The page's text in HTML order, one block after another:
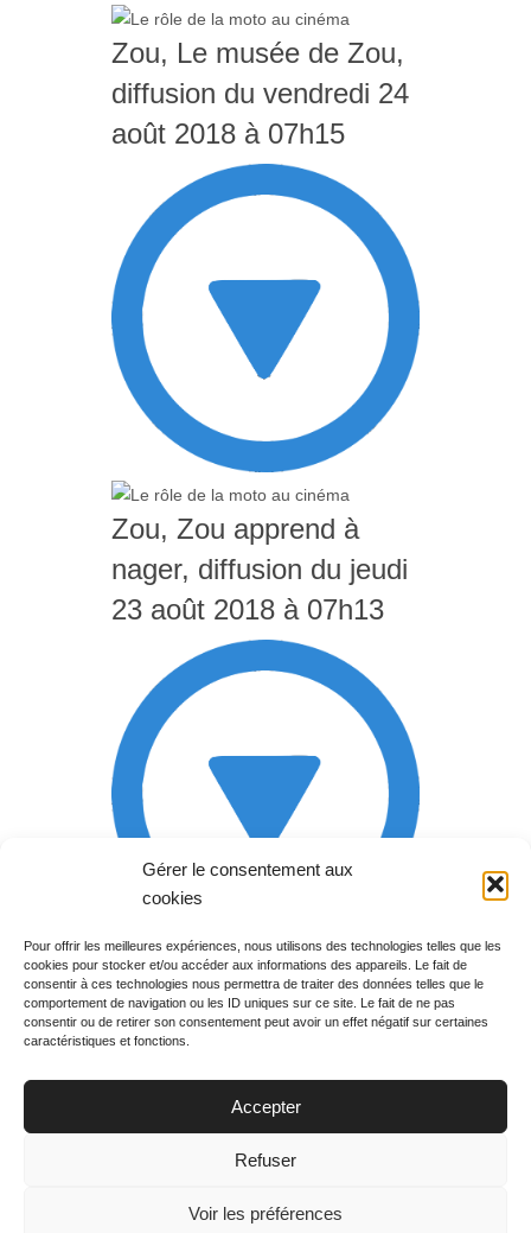
Gérer le consentement aux
cookies
Pour offrir les meilleures expériences, nous utilisons des technologies telles que les
cookies pour stocker et/ou accéder aux informations des appareils. Le fait de
consentir à ces technologies nous permettra de traiter des données telles que le
comportement de navigation ou les ID uniques sur ce site. Le fait de ne pas
consentir ou de retirer son consentement peut avoir un effet négatif sur certaines
caractéristiques et fonctions.
Accepter
Refuser
Voir les préférences
Zou, Le musée de Zou,
diffusion du vendredi 24
août 2018 à 07h15
Zou, Zou apprend à
nager, diffusion du jeudi
23 août 2018 à 07h13
Rechercher votre
programme
Votre soirée :